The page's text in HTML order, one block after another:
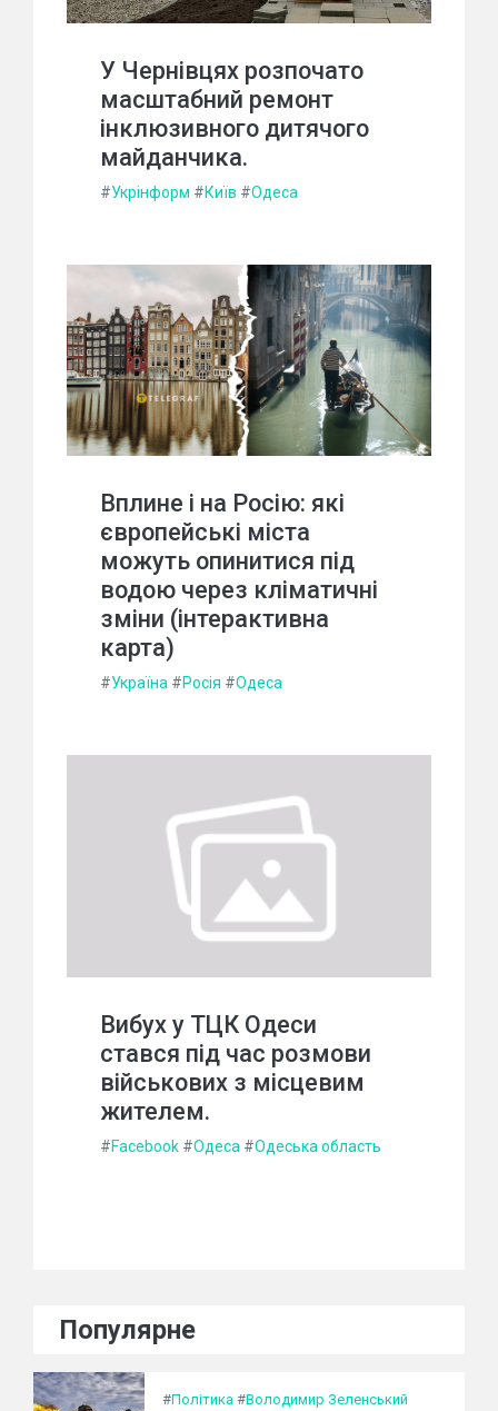
У Чернівцях розпочато
масштабний ремонт
інклюзивного дитячого
майданчика.
#Укрінформ #Київ #Одеса
Вплине і на Росію: які
європейські міста
можуть опинитися під
водою через кліматичні
зміни (інтерактивна
карта)
#Україна #Росія #Одеса
Вибух у ТЦК Одеси
стався під час розмови
військових з місцевим
жителем.
#Facebook #Одеса #Одеська область
Популярне
#Політика #Володимир Зеленський